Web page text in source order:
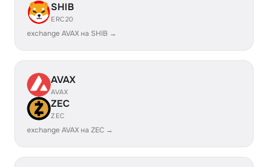
SHIB
ERC20
exchange AVAX на SHIB →
AVAX
AVAX
ZEC
ZEC
exchange AVAX на ZEC →